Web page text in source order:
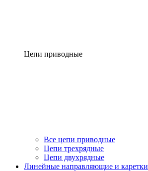
Цепи приводные
Все цепи приводные
Цепи трехрядные
Цепи двухрядные
Линейные направляющие и каретки